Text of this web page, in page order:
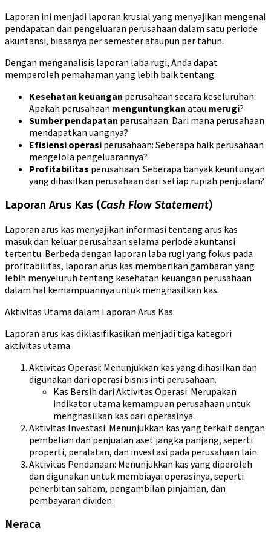
Laporan ini menjadi laporan krusial yang menyajikan mengenai
pendapatan dan pengeluaran perusahaan dalam satu periode
akuntansi, biasanya per semester ataupun per tahun.
Dengan menganalisis laporan laba rugi, Anda dapat
memperoleh pemahaman yang lebih baik tentang:
Kesehatan keuangan perusahaan secara keseluruhan:
Apakah perusahaan menguntungkan atau merugi?
Sumber pendapatan perusahaan: Dari mana perusahaan
mendapatkan uangnya?
Efisiensi operasi perusahaan: Seberapa baik perusahaan
mengelola pengeluarannya?
Profitabilitas perusahaan: Seberapa banyak keuntungan
yang dihasilkan perusahaan dari setiap rupiah penjualan?
Laporan Arus Kas (Cash Flow Statement)
Laporan arus kas menyajikan informasi tentang arus kas
masuk dan keluar perusahaan selama periode akuntansi
tertentu. Berbeda dengan laporan laba rugi yang fokus pada
profitabilitas, laporan arus kas memberikan gambaran yang
lebih menyeluruh tentang kesehatan keuangan perusahaan
dalam hal kemampuannya untuk menghasilkan kas.
Aktivitas Utama dalam Laporan Arus Kas:
Laporan arus kas diklasifikasikan menjadi tiga kategori
aktivitas utama:
Aktivitas Operasi: Menunjukkan kas yang dihasilkan dan
digunakan dari operasi bisnis inti perusahaan.
Kas Bersih dari Aktivitas Operasi: Merupakan
indikator utama kemampuan perusahaan untuk
menghasilkan kas dari operasinya.
Aktivitas Investasi: Menunjukkan kas yang terkait dengan
pembelian dan penjualan aset jangka panjang, seperti
properti, peralatan, dan investasi pada perusahaan lain.
Aktivitas Pendanaan: Menunjukkan kas yang diperoleh
dan digunakan untuk membiayai operasinya, seperti
penerbitan saham, pengambilan pinjaman, dan
pembayaran dividen.
Neraca